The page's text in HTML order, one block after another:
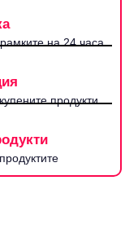
на 24 часа.
продукти